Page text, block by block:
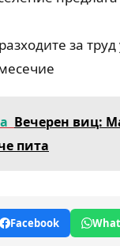
за
Вечерен виц:
пита
Facebook